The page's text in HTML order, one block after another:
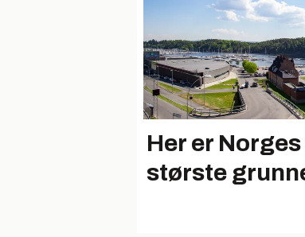
Her er Norges
største